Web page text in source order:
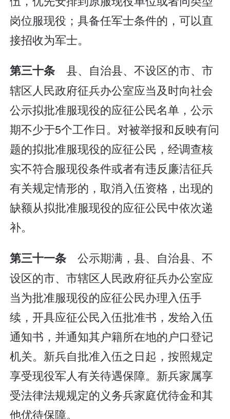
岗位服现役；具备任军士条件的，可以直
接招收为军士。
第三十条 县、自治县、不设区的市、市
辖区人民政府征兵办公室应当及时向社会
公示拟批准服现役的应征公民名单，公示
期不少于5个工作日。对被举报和反映有问
题的拟批准服现役的应征公民，经调查核
实不符合服现役条件或者有违反廉洁征兵
有关规定情形的，取消入伍资格，出现的
缺额从拟批准服现役的应征公民中依次递
补。
第三十一条 公示期满，县、自治县、不
设区的市、市辖区人民政府征兵办公室应
当为批准服现役的应征公民办理入伍手
续，开具应征公民入伍批准书，发给入伍
通知书，并通知其户籍所在地的户口登记
机关。新兵自批准入伍之日起，按照规定
享受现役军人有关待遇保障。新兵家属享
受法律法规规定的义务兵家庭优待金和其
他优待保障。